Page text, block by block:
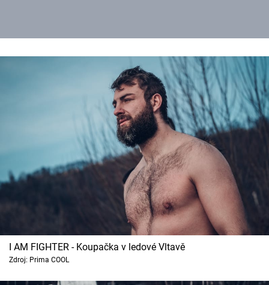
I AM FIGHTER - Koupačka v ledové Vltavě
Zdroj: Prima COOL